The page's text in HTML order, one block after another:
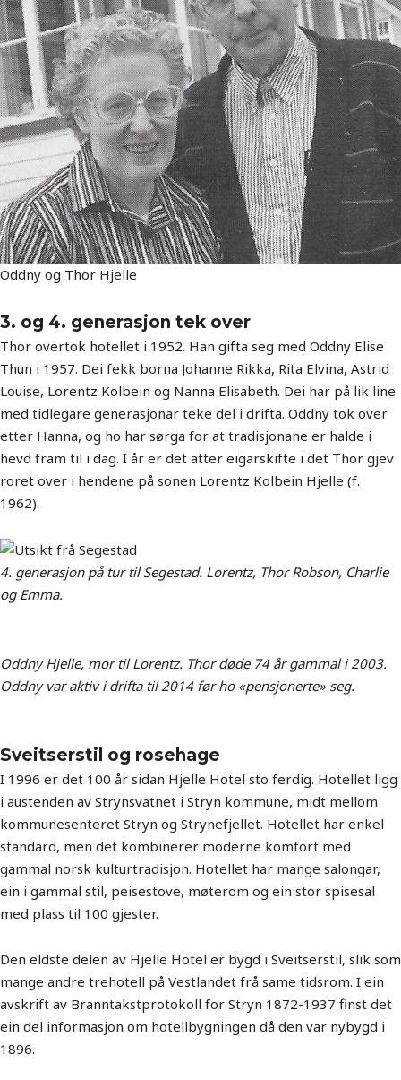
Oddny og Thor Hjelle
3. og 4. generasjon tek over
Thor overtok hotellet i 1952. Han gifta seg med Oddny Elise
Thun i 1957. Dei fekk borna Johanne Rikka, Rita Elvina, Astrid
Louise, Lorentz Kolbein og Nanna Elisabeth. Dei har på lik line
med tidlegare generasjonar teke del i drifta. Oddny tok over
etter Hanna, og ho har sørga for at tradisjonane er halde i
hevd fram til i dag. I år er det atter eigarskifte i det Thor gjev
roret over i hendene på sonen Lorentz Kolbein Hjelle (f.
1962).
4. generasjon på tur til Segestad. Lorentz, Thor Robson, Charlie
og Emma.
Oddny Hjelle, mor til Lorentz. Thor døde 74 år gammal i 2003.
Oddny var aktiv i drifta til 2014 før ho «pensjonerte» seg.
Sveitserstil og rosehage
I 1996 er det 100 år sidan Hjelle Hotel sto ferdig. Hotellet ligg
i austenden av Strynsvatnet i Stryn kommune, midt mellom
kommunesenteret Stryn og Strynefjellet. Hotellet har enkel
standard, men det kombinerer moderne komfort med
gammal norsk kulturtradisjon. Hotellet har mange salongar,
ein i gammal stil, peisestove, møterom og ein stor spisesal
med plass til 100 gjester.
Den eldste delen av Hjelle Hotel er bygd i Sveitserstil, slik som
mange andre trehotell på Vestlandet frå same tidsrom. I ein
avskrift av Branntakstprotokoll for Stryn 1872-1937 finst det
ein del informasjon om hotellbygningen då den var nybygd i
1896.